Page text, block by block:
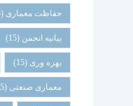
حفاظت معماری (15)
بیانیه انجمن (15)
بهره وری (15)
معماری صنعتی (15)